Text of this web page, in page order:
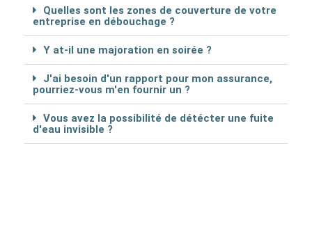
Quelles sont les zones de couverture de votre
entreprise en débouchage ?
Y at-il une majoration en soirée ?
J'ai besoin d'un rapport pour mon assurance,
pourriez-vous m'en fournir un ?
Vous avez la possibilité de détécter une fuite
d'eau invisible ?